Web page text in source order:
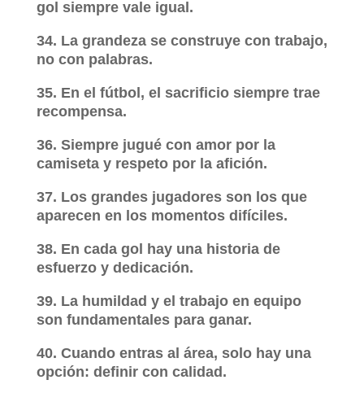
gol siempre vale igual.
34. La grandeza se construye con trabajo,
no con palabras.
35. En el fútbol, el sacrificio siempre trae
recompensa.
36. Siempre jugué con amor por la
camiseta y respeto por la afición.
37. Los grandes jugadores son los que
aparecen en los momentos difíciles.
38. En cada gol hay una historia de
esfuerzo y dedicación.
39. La humildad y el trabajo en equipo
son fundamentales para ganar.
40. Cuando entras al área, solo hay una
opción: definir con calidad.